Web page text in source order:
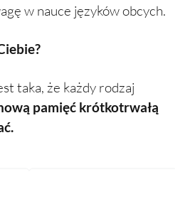
w nauce języków obcych.
taka, że każdy rodzaj
pamięć krótkotrwałą